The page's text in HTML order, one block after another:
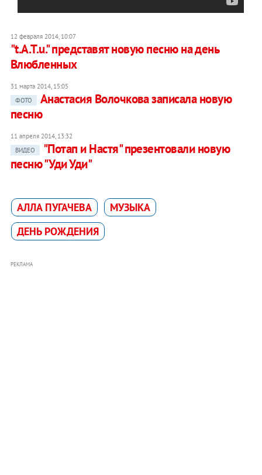
12 февраля 2014, 10:07
"t.A.T.u." представят новую песню на день
Влюбленных
31 марта 2014, 15:05
ФОТО
Анастасия Волочкова записала новую
песню
11 апреля 2014, 13:32
ВИДЕО
"Потап и Настя" презентовали новую
песню "Уди Уди"
АЛЛА ПУГАЧЕВА
МУЗЫКА
ДЕНЬ РОЖДЕНИЯ
РЕКЛАМА